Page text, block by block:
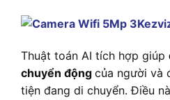
Thuật toán AI tích hợp giúp
chuyển động của người và
tiện đang di chuyển. Điều